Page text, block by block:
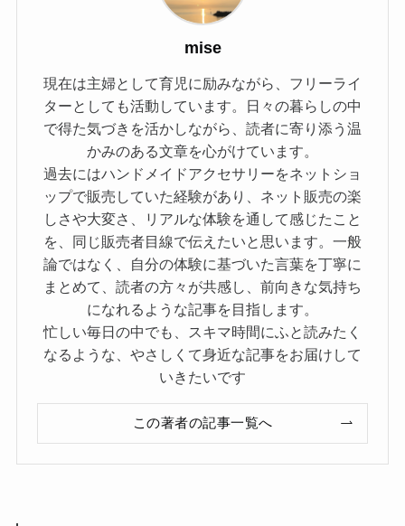
mise
現在は主婦として育児に励みながら、フリーライ
ターとしても活動しています。日々の暮らしの中
で得た気づきを活かしながら、読者に寄り添う温
かみのある文章を心がけています。
過去にはハンドメイドアクセサリーをネットショ
ップで販売していた経験があり、ネット販売の楽
しさや大変さ、リアルな体験を通して感じたこと
を、同じ販売者目線で伝えたいと思います。一般
論ではなく、自分の体験に基づいた言葉を丁寧に
まとめて、読者の方々が共感し、前向きな気持ち
になれるような記事を目指します。
忙しい毎日の中でも、スキマ時間にふと読みたく
なるような、やさしくて身近な記事をお届けして
いきたいです
この著者の記事一覧へ